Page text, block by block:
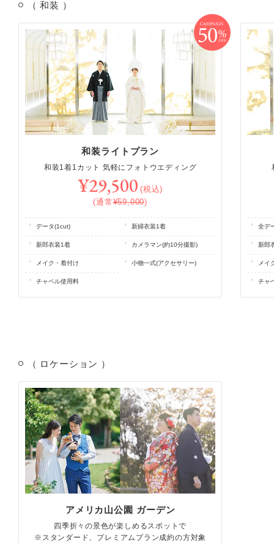
（ 和装 ）
和装ライトプラン
和装1着1カット 気軽にフォトウエディング
¥29,500 (税込)
(通常¥59,000)
データ(1cut) 新婦衣装1着
新郎衣装1着 カメラマン(約10分撮影)
メイク・着付け 小物一式(アクセサリー)
チャペル使用料
全デ
新郎
メイ
チャ
（ ロケーション ）
アメリカ山公園 ガーデン
四季折々の景色が楽しめるスポットで
※スタンダード、プレミアムプラン成約の方対象